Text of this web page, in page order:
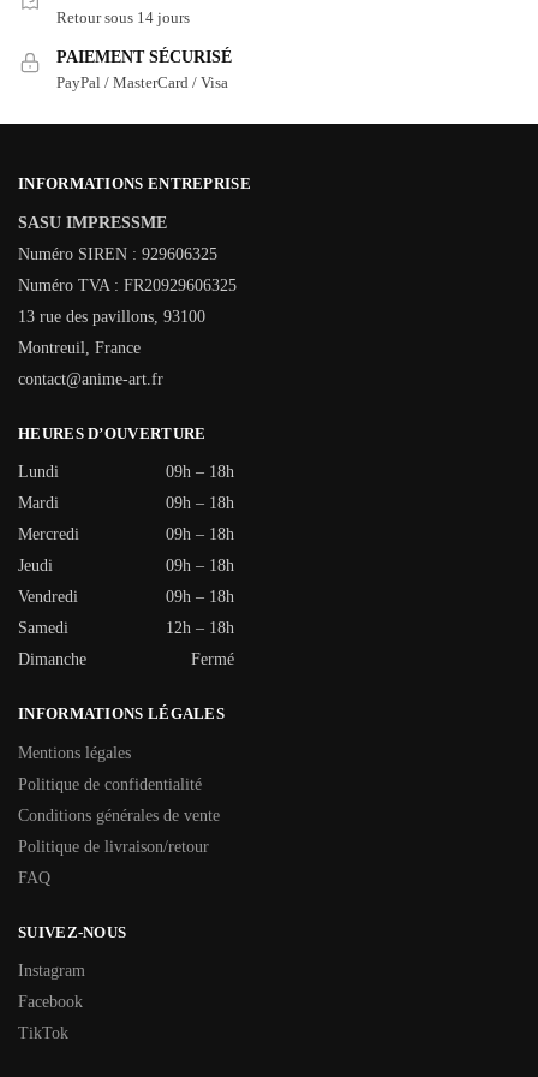
Retour sous 14 jours
PAIEMENT SÉCURISÉ
PayPal / MasterCard / Visa
INFORMATIONS ENTREPRISE
SASU IMPRESSME
Numéro SIREN : 929606325
Numéro TVA : FR20929606325
13 rue des pavillons, 93100
Montreuil, France
contact@anime-art.fr
HEURES D’OUVERTURE
Lundi
09h – 18h
Mardi
09h – 18h
Mercredi
09h – 18h
Jeudi
09h – 18h
Vendredi
09h – 18h
Samedi
12h – 18h
Dimanche
Fermé
INFORMATIONS LÉGALES
Mentions légales
Politique de confidentialité
Conditions générales de vente
Politique de livraison/retour
FAQ
SUIVEZ-NOUS
Instagram
Facebook
TikTok